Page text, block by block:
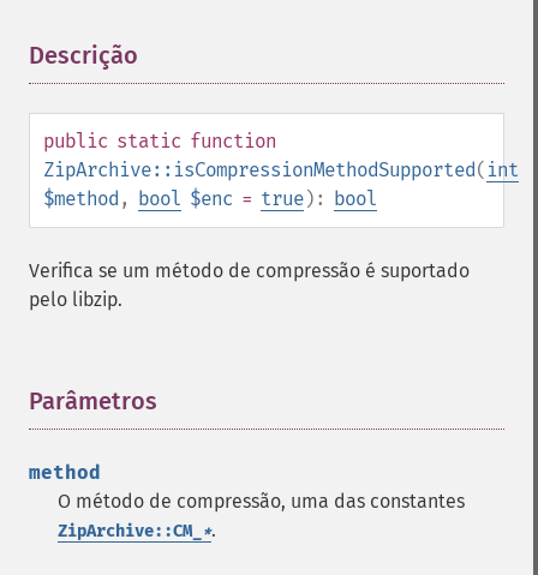
Descrição
public static function
ZipArchive::isCompressionMethodSupported( int
$method , bool $enc = true): bool
Verifica se um método de compressão é suportado
pelo libzip.
Parâmetros
method
O método de compressão, uma das constantes
ZipArchive::CM_ *.